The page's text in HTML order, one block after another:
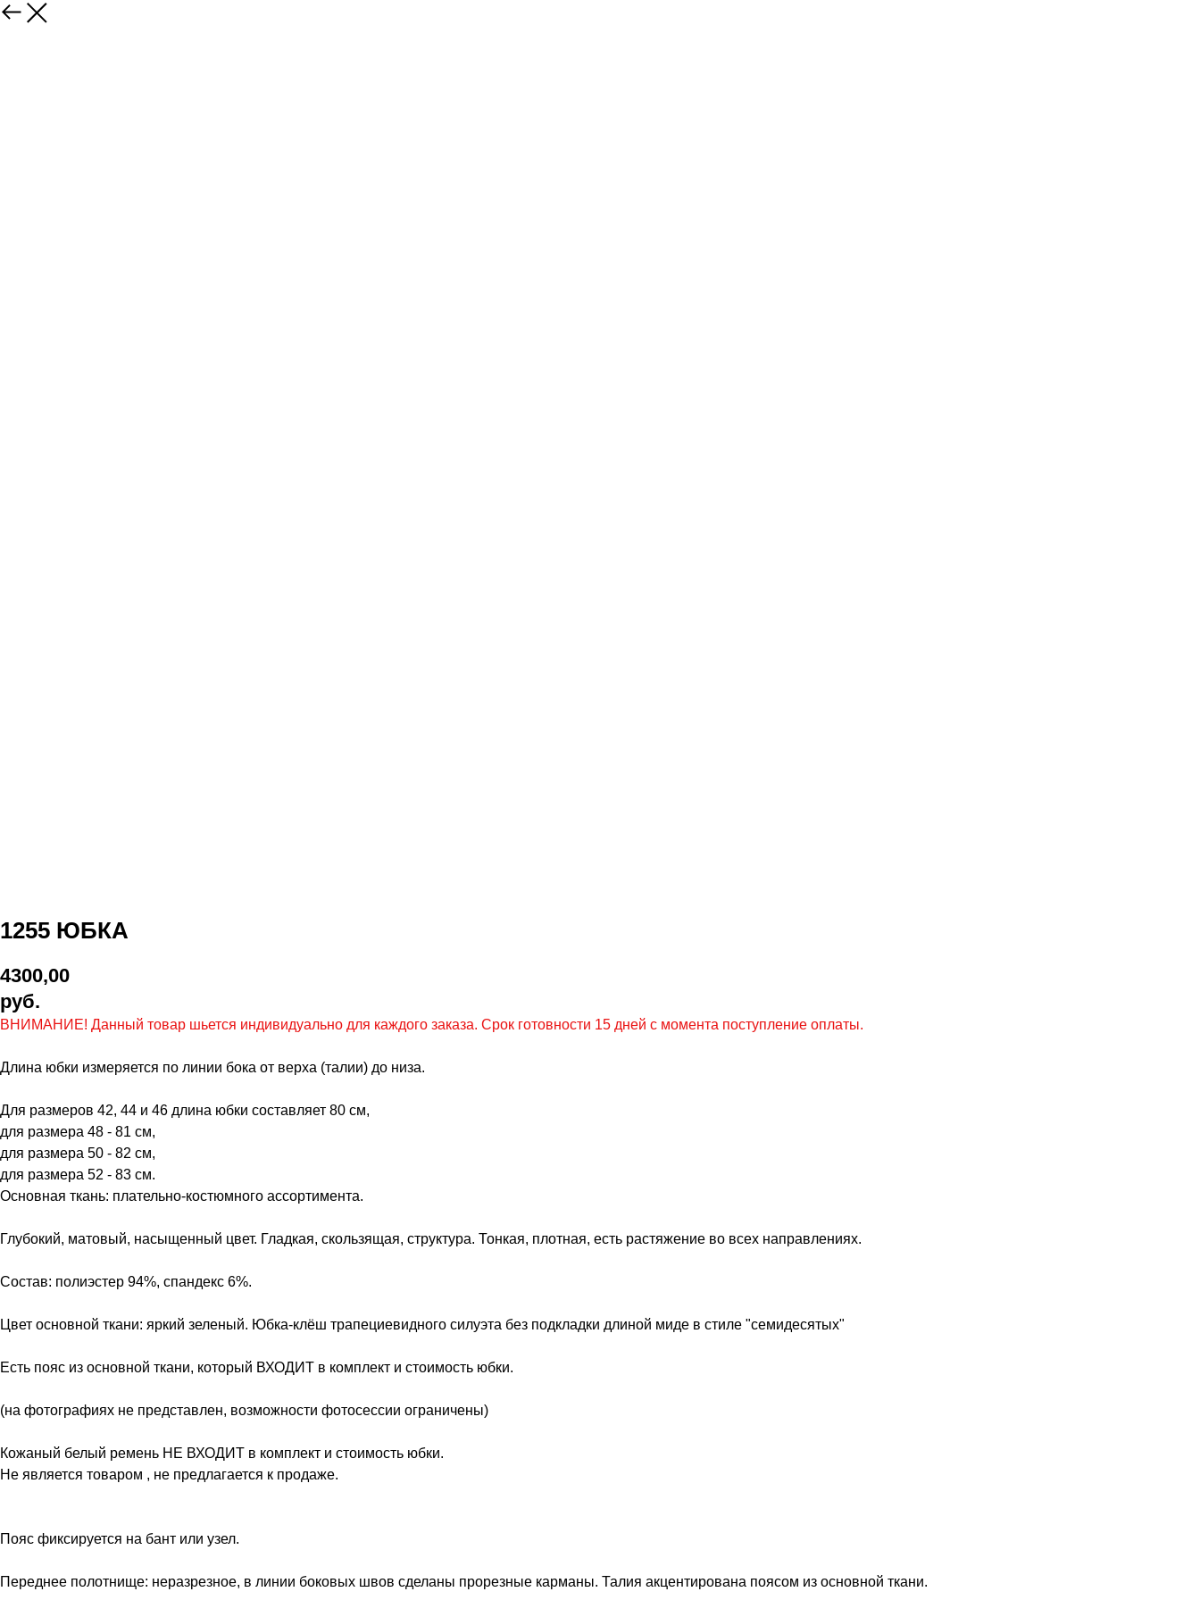
1255 ЮБКА
4300,00
руб.
ВНИМАНИЕ! Данный товар шьется индивидуально для каждого заказа. Срок готовности 15 дней с момента поступление оплаты.
Длина юбки измеряется по линии бока от верха (талии) до низа.
Для размеров 42, 44 и 46 длина юбки составляет 80 см,
для размера 48 - 81 см,
для размера 50 - 82 см,
для размера 52 - 83 см.
Основная ткань: плательно-костюмного ассортимента.
Глубокий, матовый, насыщенный цвет. Гладкая, скользящая, структура. Тонкая, плотная, есть растяжение во всех направлениях.
Состав: полиэстер 94%, спандекс 6%.
Цвет основной ткани: яркий зеленый. Юбка-клёш трапециевидного силуэта без подкладки длиной миде в стиле "семидесятых"
Есть пояс из основной ткани, который ВХОДИТ в комплект и стоимость юбки.
(на фотографиях не представлен, возможности фотосессии ограничены)
Кожаный белый ремень НЕ ВХОДИТ в комплект и стоимость юбки.
Не является товаром , не предлагается к продаже.
Пояс фиксируется на бант или узел.
Переднее полотнище: неразрезное, в линии боковых швов сделаны прорезные карманы. Талия акцентирована поясом из основной ткани.